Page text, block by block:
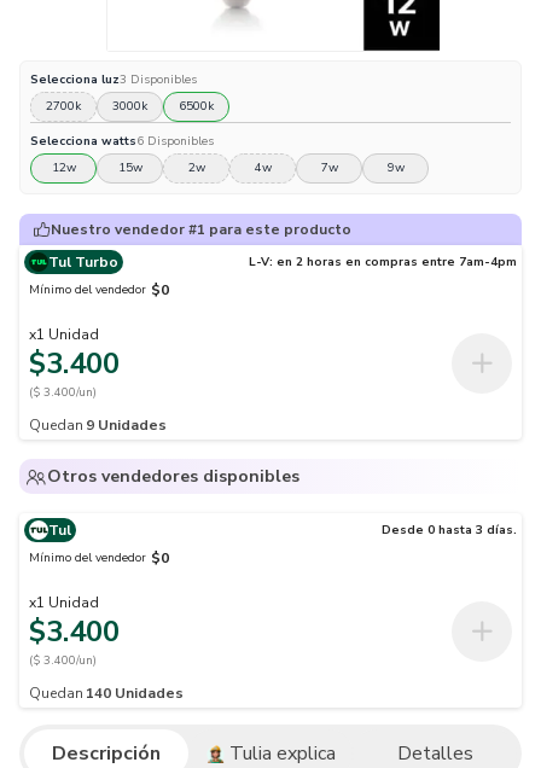
Selecciona luz3 Disponibles
2700k
3000k 6500k
Selecciona watts6 Disponibles
12w
15w 2w 4w 7w 9w
Nuestro vendedor #1 para este producto
Tul Turbo
L-V: en 2 horas en compras entre 7am-4pm
Mínimo del vendedor $0
x1 Unidad
$3.400
($ 3.400/un)
Quedan 9 Unidades
Otros vendedores disponibles
Tul
Desde 0 hasta 3 días.
Mínimo del vendedor $0
x1 Unidad
$3.400
($ 3.400/un)
Quedan 140 Unidades
Descripción Tulia explica Detalles